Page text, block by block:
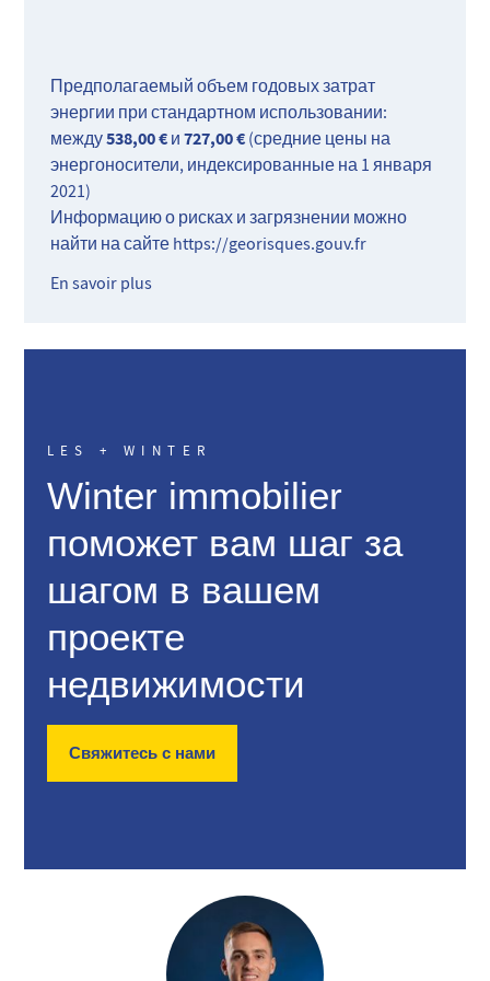
Предполагаемый объем годовых затрат
энергии при стандартном использовании:
между538,00 € и727,00 € (средние цены на
энергоносители, индексированные на 1 января
2021)
Информацию о рисках и загрязнении можно
найти на сайте https://georisques.gouv.fr
En savoir plus
LES + WINTER
Winter immobilier
поможет вам шаг за
шагом в вашем
проекте
недвижимости
Свяжитесь с нами